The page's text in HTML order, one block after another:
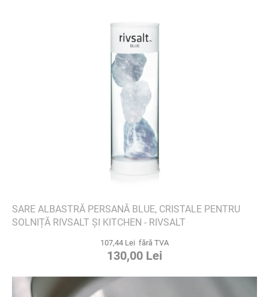
SARE ALBASTRĂ PERSANĂ BLUE, CRISTALE PENTRU
SOLNIȚĂ RIVSALT ȘI KITCHEN - RIVSALT
107,44 Lei fără TVA
130,00 Lei